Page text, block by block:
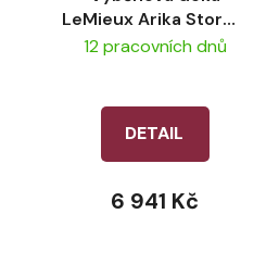
LeMieux Arika Storm-
Tek 350g - Black
12 pracovních dnů
DETAIL
6 941 Kč